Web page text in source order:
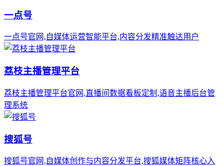
一点号
一点号官网,自媒体运营智能平台,内容分发精准触达用户
荔枝主播管理平台
荔枝主播管理平台官网,直播间数据看板定制,语音主播后台管
理系统
搜狐号
搜狐号官网,自媒体创作与内容分发平台,搜狐媒体矩阵核心入